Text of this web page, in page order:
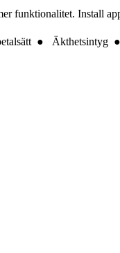
funktionalitet. Install
● Äkthetsintyg